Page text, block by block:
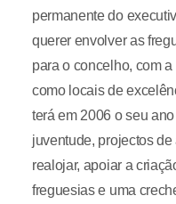
permanente do
querer envolver as
para o concelho, com
como locais de
terá em 2006 o seu
juventude, projectos
realojar, apoiar a
freguesias e uma